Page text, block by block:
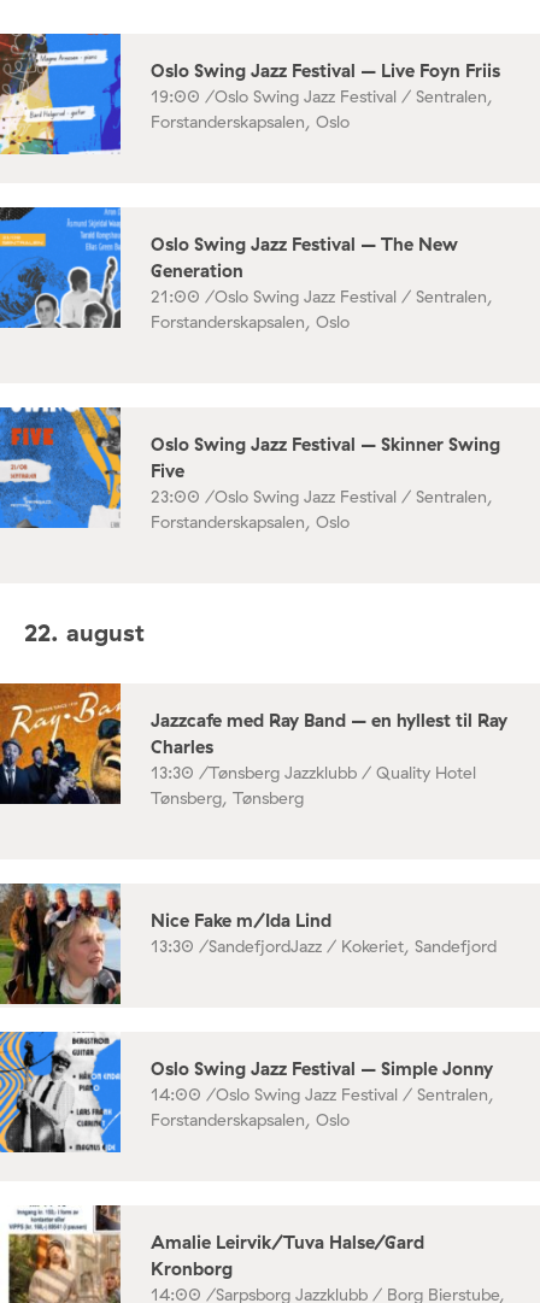
Oslo Swing Jazz Festival – Live Foyn Friis
19:00 /Oslo Swing Jazz Festival / Sentralen,
Forstanderskapsalen, Oslo
Oslo Swing Jazz Festival – The New
Generation
21:00 /Oslo Swing Jazz Festival / Sentralen,
Forstanderskapsalen, Oslo
Oslo Swing Jazz Festival – Skinner Swing
Five
23:00 /Oslo Swing Jazz Festival / Sentralen,
Forstanderskapsalen, Oslo
22. august
Jazzcafe med Ray Band – en hyllest til Ray
Charles
13:30 /Tønsberg Jazzklubb / Quality Hotel
Tønsberg, Tønsberg
Nice Fake m/Ida Lind
13:30 /SandefjordJazz / Kokeriet, Sandefjord
Oslo Swing Jazz Festival – Simple Jonny
14:00 /Oslo Swing Jazz Festival / Sentralen,
Forstanderskapsalen, Oslo
Amalie Leirvik/Tuva Halse/Gard
Kronborg
14:00 /Sarpsborg Jazzklubb / Borg Bierstube,